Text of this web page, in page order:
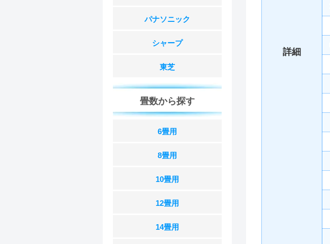
詳細
パナソニック
シャープ
東芝
畳数から探す
6畳用
8畳用
10畳用
12畳用
14畳用